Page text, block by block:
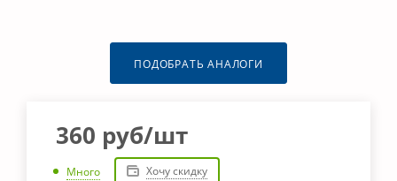
ПОДОБРАТЬ АНАЛОГИ
360 руб/шт
Много Хочу скидку